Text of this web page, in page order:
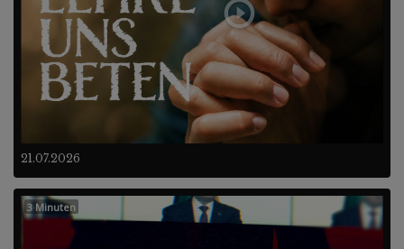
21.07.2026
3 Minuten